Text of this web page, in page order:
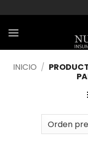
al
contenido
INICIO /